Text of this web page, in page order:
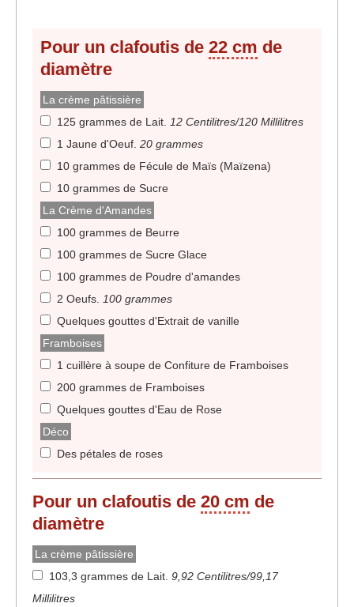
Pour un clafoutis de 22 cm de
diamètre
La crème pâtissière
125 grammes de Lait
12 Centilitres/120 Millilitres
1 Jaune d'Oeuf 20 grammes
10 grammes de Fécule de Maïs (Maïzena)
10 grammes de Sucre
La Crème d'Amandes
100 grammes de Beurre
100 grammes de Sucre Glace
100 grammes de Poudre d'amandes
2 Oeufs
100 grammes
Quelques gouttes d'Extrait de vanille
Framboises
1 cuillère à soupe de Confiture de Framboises
200 grammes de Framboises
Quelques gouttes d'Eau de Rose
Déco
Des pétales de roses
Pour un clafoutis de 20 cm de
diamètre
La crème pâtissière
103,3 grammes de Lait 9,92 Centilitres/99,17
Millilitres